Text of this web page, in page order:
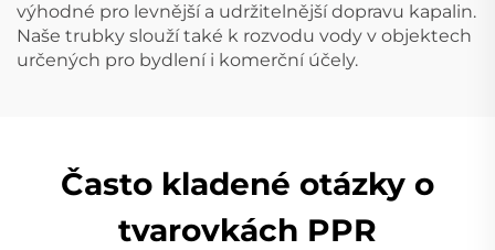
výhodné pro levnější a udržitelnější dopravu kapalin.
Naše trubky slouží také k rozvodu vody v objektech
určených pro bydlení i komerční účely.
Často kladené otázky o
tvarovkách PPR